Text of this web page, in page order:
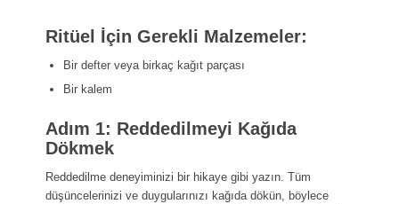
Ritüel İçin Gerekli Malzemeler:
Bir defter veya birkaç kağıt parçası
Bir kalem
Adım 1: Reddedilmeyi Kağıda
Dökmek
Reddedilme deneyiminizi bir hikaye gibi yazın. Tüm
düşüncelerinizi ve duygularınızı kağıda dökün, böylece